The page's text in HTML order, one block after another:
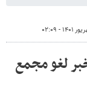
لغو مجمع